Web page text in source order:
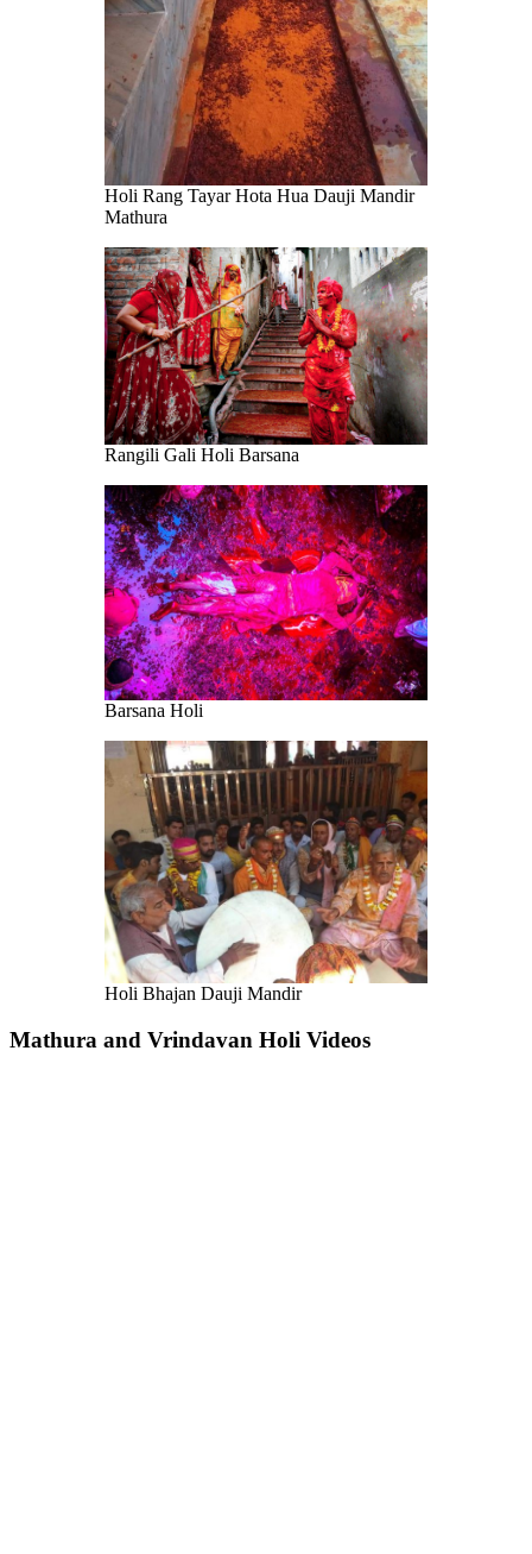
Holi Rang Tayar Hota Hua Dauji Mandir
Mathura
Rangili Gali Holi Barsana
Barsana Holi
Holi Bhajan Dauji Mandir
Mathura and Vrindavan Holi Videos